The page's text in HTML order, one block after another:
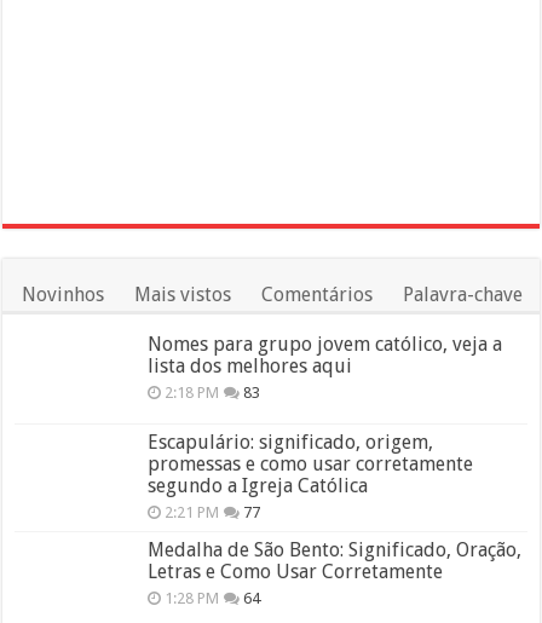
Novinhos Mais vistos Comentários Palavra-chave
Nomes para grupo jovem católico, veja a
lista dos melhores aqui
2:18 PM 83
Escapulário: significado, origem,
promessas e como usar corretamente
segundo a Igreja Católica
2:21 PM 77
Medalha de São Bento: Significado, Oração,
Letras e Como Usar Corretamente
1:28 PM 64